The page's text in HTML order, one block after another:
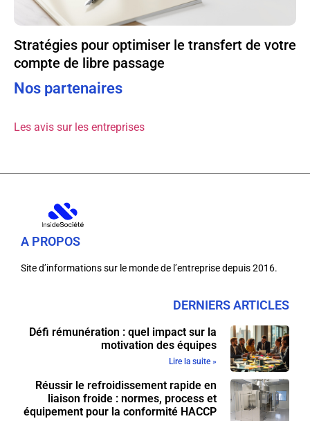
Stratégies pour optimiser le transfert de votre
compte de libre passage
Nos partenaires
Les avis sur les entreprises
A PROPOS
Site d’informations sur le monde de l’entreprise depuis 2016.
DERNIERS ARTICLES
Défi rémunération : quel impact sur la
motivation des équipes
Lire la suite »
Réussir le refroidissement rapide en
liaison froide : normes, process et
équipement pour la conformité HACCP